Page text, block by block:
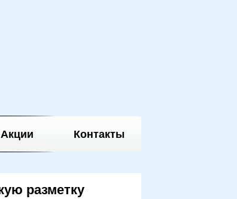
Акции Контакты
разметку